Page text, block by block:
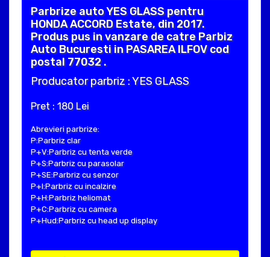
Parbrize auto YES GLASS pentru
HONDA ACCORD Estate, din 2017.
Produs pus in vanzare de catre Parbiz
Auto Bucuresti in PASAREA ILFOV cod
postal 77032 .
Producator parbriz : YES GLASS
Pret : 180 Lei
Abrevieri parbrize:
P:Parbriz clar
P+V:Parbriz cu tenta verde
P+S:Parbriz cu parasolar
P+SE:Parbriz cu senzor
P+I:Parbriz cu incalzire
P+H:Parbriz heliomat
P+C:Parbriz cu camera
P+Hud:Parbriz cu head up display